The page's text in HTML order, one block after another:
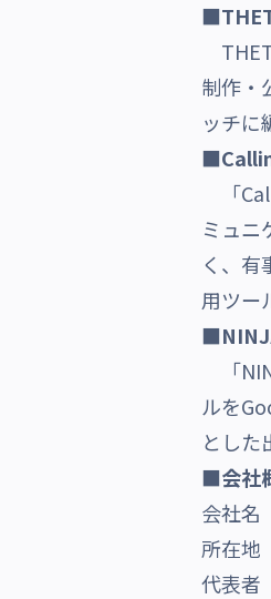
■
制作・
ッチに
「
ミュニ
く、有
用ツ
「
ルを
とした
■会社
会社名
所在地
代表者